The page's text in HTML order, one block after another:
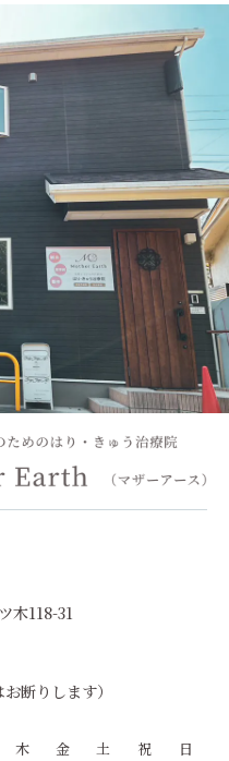
木118-31
断りします）
木 金 土 祝 日